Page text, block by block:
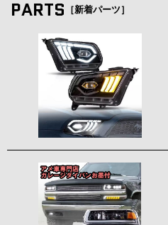
PARTS ［新着パーツ］